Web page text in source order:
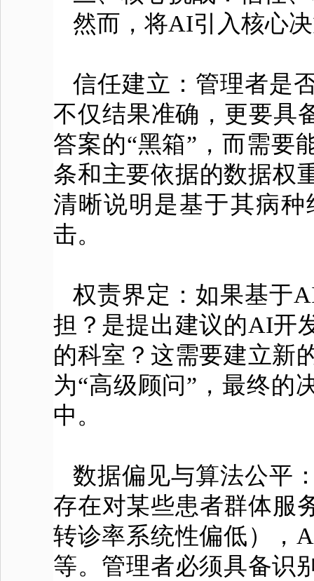
然而，将AI引入核心
信任建立：管理者是
不仅结果准确，更要具
答案的“黑箱”，而需要
条和主要依据的数据权
清晰说明是基于其病
击。
权责界定：如果基于
担？是提出建议的AI开
的科室？这需要建立新
为“高级顾问”，最终的
中。
数据偏见与算法公平
存在对某些患者群体服
转诊率系统性偏低），
等。管理者必须具备识